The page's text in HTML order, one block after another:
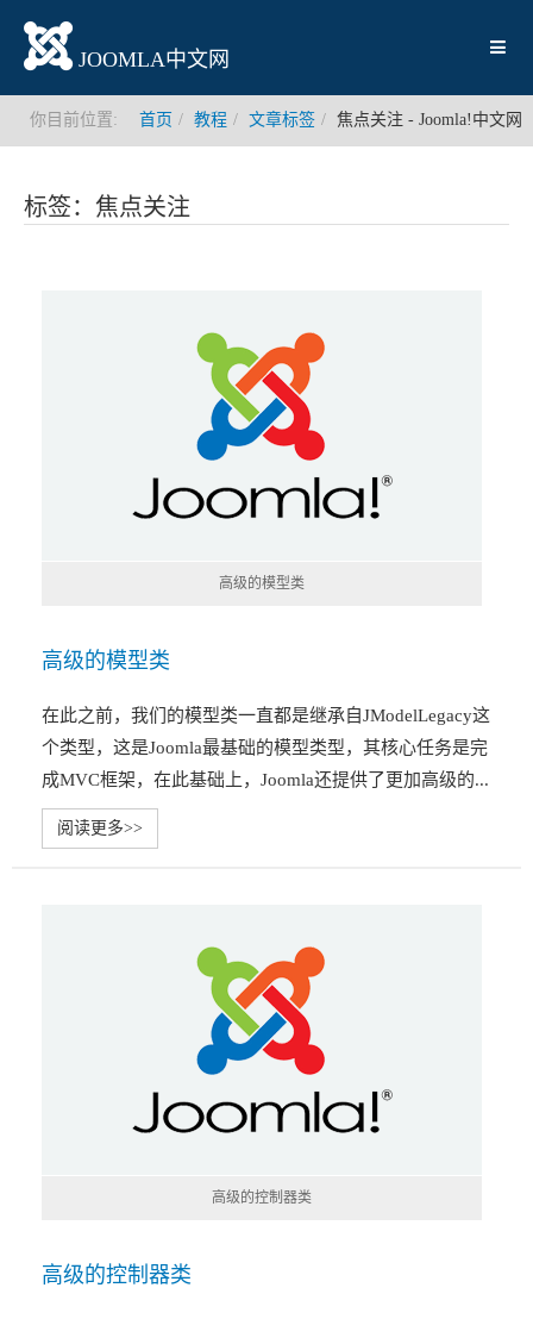
JOOMLA中文网
你目前位置: 首页 教程 文章标签 焦点关注 - Joomla!中文网
标签：焦点关注
高级的模型类
高级的模型类
在此之前，我们的模型类一直都是继承自JModelLegacy这
个类型，这是Joomla最基础的模型类型，其核心任务是完
成MVC框架，在此基础上，Joomla还提供了更加高级的...
阅读更多>>
高级的控制器类
高级的控制器类